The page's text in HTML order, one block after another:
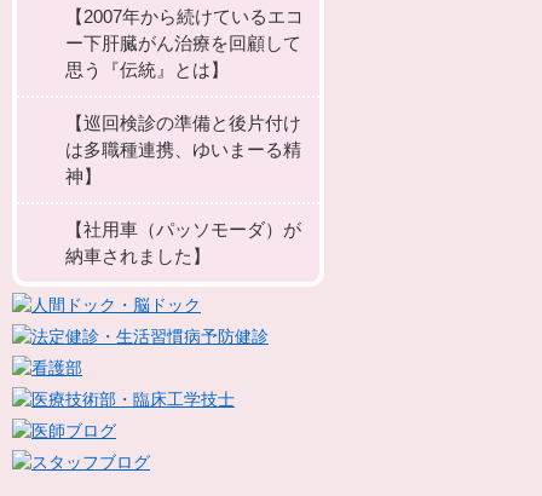
【2007年から続けているエコ
ー下肝臓がん治療を回顧して
思う『伝統』とは】
【巡回検診の準備と後片付け
は多職種連携、ゆいまーる精
神】
【社用車（パッソモーダ）が
納車されました】